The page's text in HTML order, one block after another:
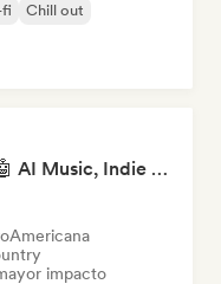
fi
Chill out
Pop Machine Mode 🤖 AI Music, Indie Pop & Dream Pop
Americana
impacto